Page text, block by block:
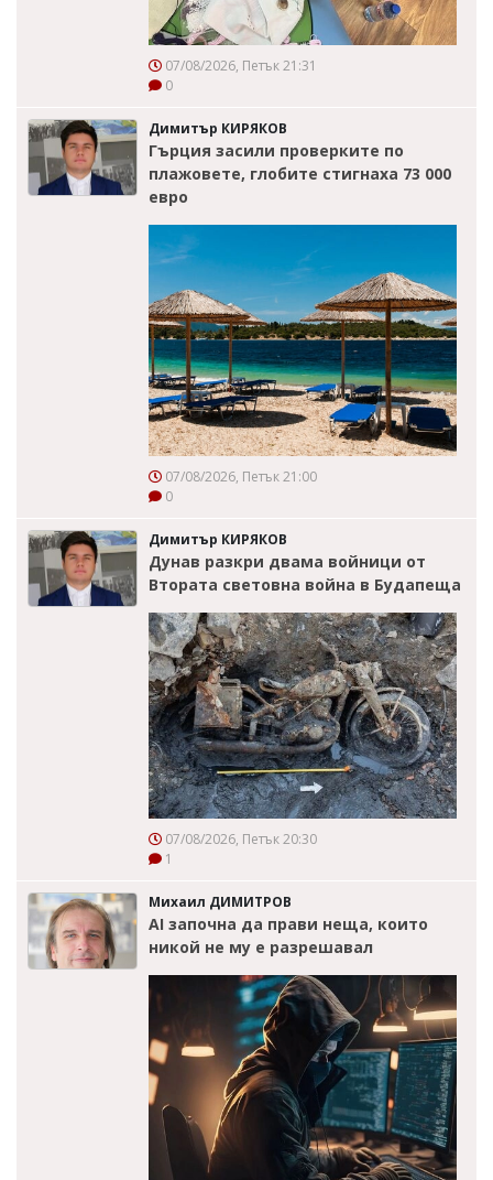
07/08/2026, Петък 21:31
0
Димитър КИРЯКОВ
Гърция засили проверките по
плажовете, глобите стигнаха 73 000
евро
07/08/2026, Петък 21:00
0
Димитър КИРЯКОВ
Дунав разкри двама войници от
Втората световна война в Будапеща
07/08/2026, Петък 20:30
1
Михаил ДИМИТРОВ
AI започна да прави неща, които
никой не му е разрешавал